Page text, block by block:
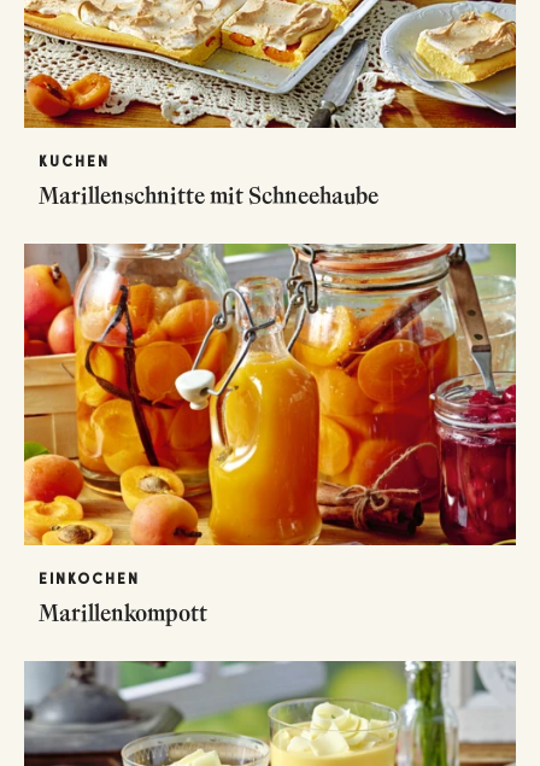
KUCHEN
Marillenschnitte mit Schneehaube
EINKOCHEN
Marillenkompott